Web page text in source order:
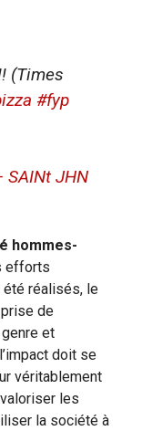
(Times
#fyp
SAINt JHN
hommes-
efforts
réalisés, le
de
et
doit se
véritablement
les
la société à